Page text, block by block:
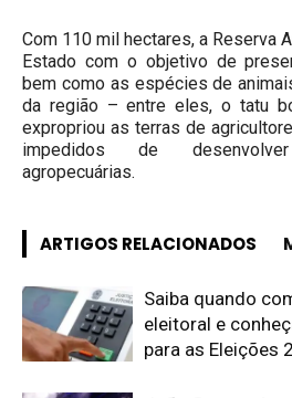
Com 110 mil hectares, a Reserva
Estado com o objetivo de
bem como as espécies de
da região – entre eles, o tatu
expropriou as terras de
impedidos de
agropecuárias.
ARTIGOS RELACIONADOS
Saiba quando
eleitoral e
para as Eleições